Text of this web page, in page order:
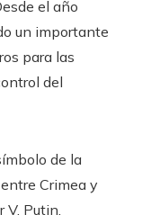
el año
un importante
para las
del
de la
Crimea y
V. Putin,